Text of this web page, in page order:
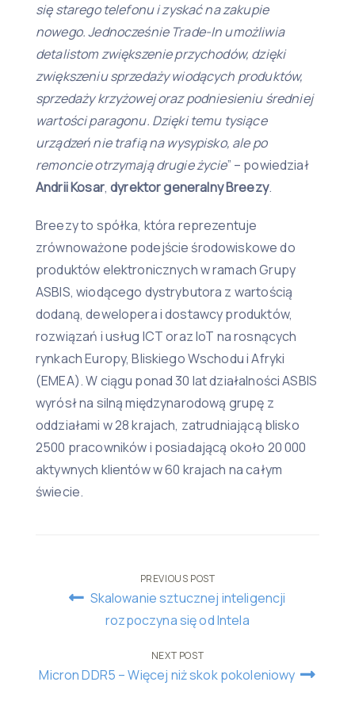
się starego telefonu i zyskać na zakupie
nowego. Jednocześnie Trade-In umożliwia
detalistom zwiększenie przychodów, dzięki
zwiększeniu sprzedaży wiodących produktów,
sprzedaży krzyżowej oraz podniesieniu średniej
wartości paragonu. Dzięki temu tysiące
urządzeń nie trafią na wysypisko, ale po
remoncie otrzymają drugie życie” – powiedział
Andrii Kosar,dyrektor generalny Breezy.
Breezy to spółka, która reprezentuje
zrównoważone podejście środowiskowe do
produktów elektronicznych w ramach Grupy
ASBIS, wiodącego dystrybutora z wartością
dodaną, dewelopera i dostawcy produktów,
rozwiązań i usług ICT oraz IoT na rosnących
rynkach Europy, Bliskiego Wschodu i Afryki
(EMEA). W ciągu ponad 30 lat działalności ASBIS
wyrósł na silną międzynarodową grupę z
oddziałami w 28 krajach, zatrudniającą blisko
2500 pracowników i posiadającą około 20 000
aktywnych klientów w 60 krajach na całym
świecie.
Post
navigation
PREVIOUS POST
Skalowanie sztucznej inteligencji
rozpoczyna się od Intela
NEXT POST
Micron DDR5 – Więcej niż skok pokoleniowy